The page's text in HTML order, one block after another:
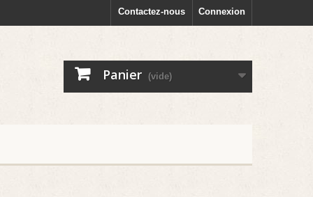
Connexion
Contactez-nous
Panier (vide)